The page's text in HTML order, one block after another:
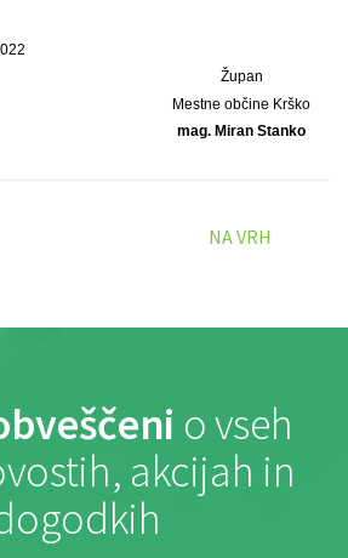
Župan
Mestne občine Krško
mag. Miran Stanko
NA VRH
o vseh
akcijah in